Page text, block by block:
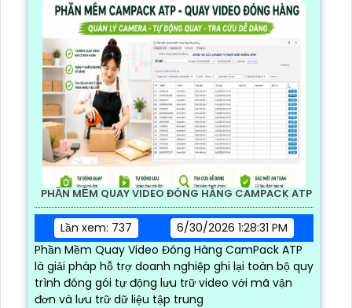
PHẦN MỀM QUAY VIDEO ĐÓNG HÀNG CAMPACK ATP
Lần xem: 737
6/30/2026 1:28:31 PM
Phần Mềm Quay Video Đóng Hàng CamPack ATP
là giải pháp hỗ trợ doanh nghiệp ghi lại toàn bộ quy
trình đóng gói tự động lưu trữ video với mã vận
đơn và lưu trữ dữ liệu tập trung